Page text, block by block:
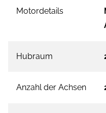
Motordetails
Hubraum
Anzahl der Achsen